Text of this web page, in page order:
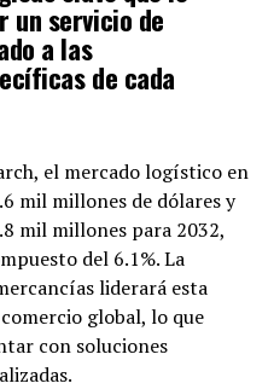
un servicio de
a las
de cada
el mercado logístico en
mil millones de dólares y
mil millones para 2032,
del 6.1%. La
liderará esta
global, lo que
con soluciones